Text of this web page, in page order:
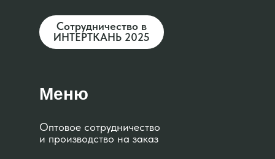
Меню
Оптовое сотрудничество
и производство на заказ
Сотрудничество в
ИНТЕРТКАНЬ 2025